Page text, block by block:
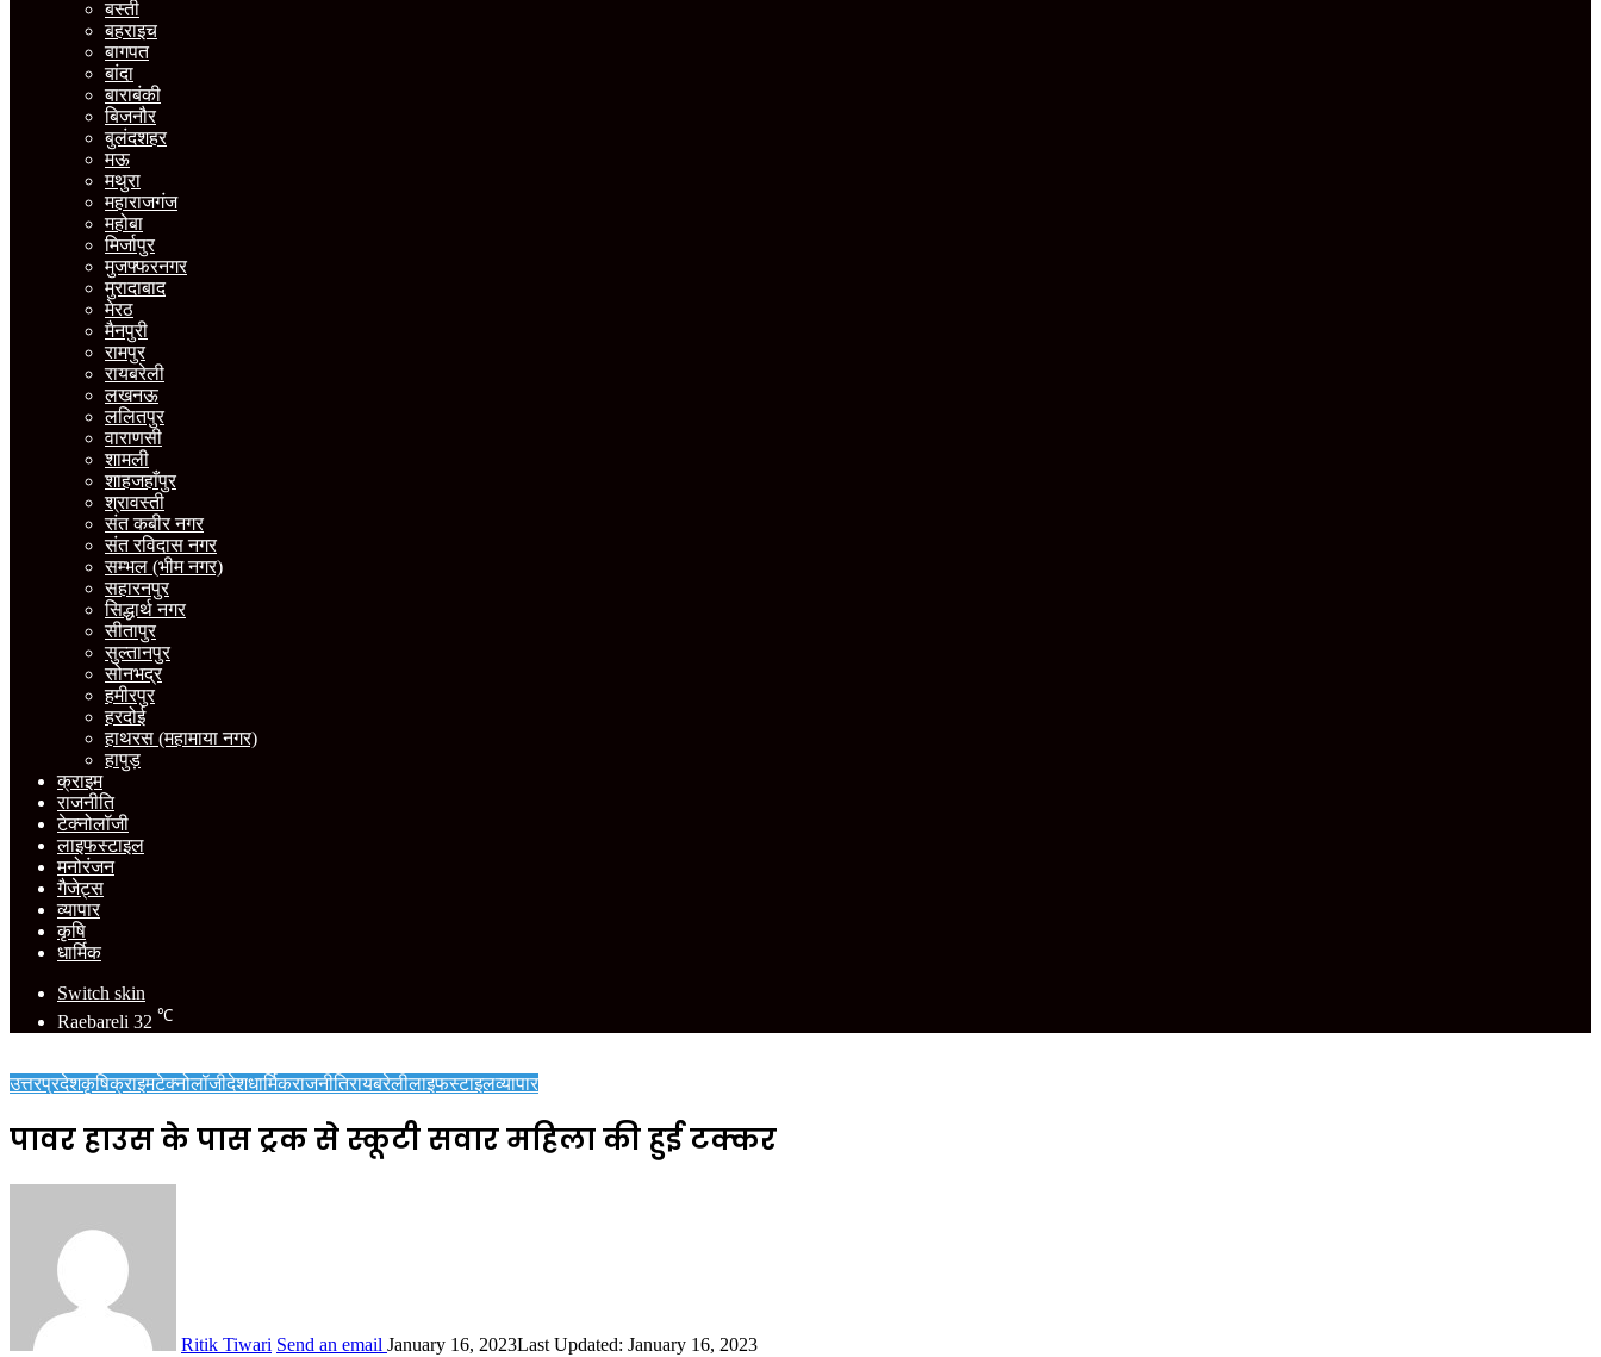
बस्ती
बहराइच
बागपत
बांदा
बाराबंकी
बिजनौर
बुलंदशहर
मऊ
मथुरा
महाराजगंज
महोबा
मिर्जापुर
मुजफ्फरनगर
मुरादाबाद
मेरठ
मैनपुरी
रामपुर
रायबरेली
लखनऊ
ललितपुर
वाराणसी
शामली
शाहजहाँपुर
श्रावस्ती
संत कबीर नगर
संत रविदास नगर
सम्भल (भीम नगर)
सहारनपुर
सिद्धार्थ नगर
सीतापुर
सुल्तानपुर
सोनभद्र
हमीरपुर
हरदोई
हाथरस (महामाया नगर)
हापुड़
क्राइम
राजनीति
टेक्नोलॉजी
लाइफस्टाइल
मनोरंजन
गैजेट्स
व्यापार
कृषि
धार्मिक
Switch skin
Raebareli 32 ℃
उत्तरप्रदेशकृषिक्राइमटेक्नोलॉजीदेशधार्मिकराजनीतिरायबरेलीलाइफस्टाइलव्यापार
पावर हाउस के पास ट्रक से स्कूटी सवार महिला की हुई टक्कर
Ritik Tiwari Send an email January 16, 2023Last Updated: January 16, 2023